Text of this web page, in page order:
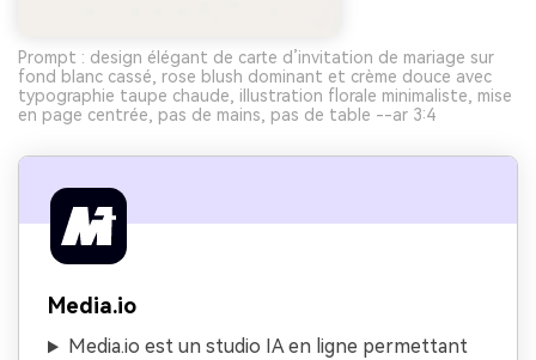
Prompt : design élégant de carte d’invitation de mariage sur
fond blanc cassé, rose blush dominant et crème douce avec
typographie taupe chaude, illustration florale minimaliste, mise
en page centrée, pas de mains, pas de table --ar 3:4
Media.io
Media.io est un studio IA en ligne permettant